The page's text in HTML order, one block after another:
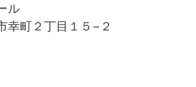
ル
幸町２丁目１５−２